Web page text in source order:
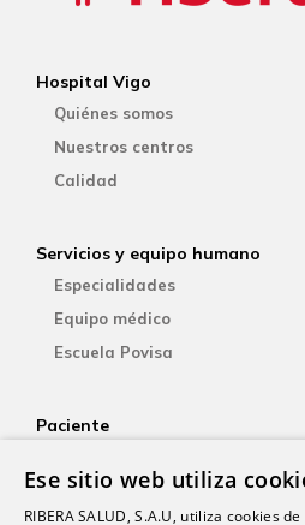
Hospital Vigo
Quiénes somos
Nuestros centros
Calidad
Servicios y equipo humano
Especialidades
Equipo médico
Escuela Povisa
Paciente
YOsalud
Ese sitio web utiliza
RIBERA SALUD, S.A.U, utiliza cookies